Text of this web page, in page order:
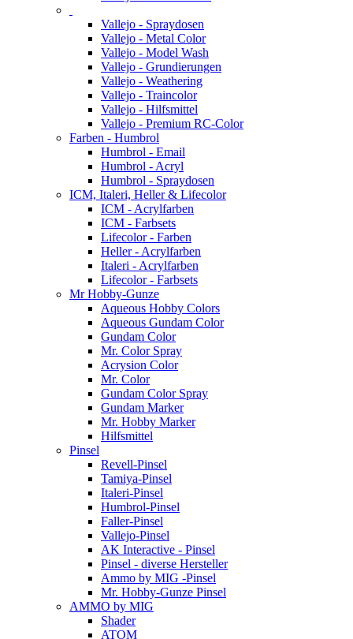
Vallejo - Spraydosen
Vallejo - Metal Color
Vallejo - Model Wash
Vallejo - Grundierungen
Vallejo - Weathering
Vallejo - Traincolor
Vallejo - Hilfsmittel
Vallejo - Premium RC-Color
Farben - Humbrol
Humbrol - Email
Humbrol - Acryl
Humbrol - Spraydosen
ICM, Italeri, Heller & Lifecolor
ICM - Acrylfarben
ICM - Farbsets
Lifecolor - Farben
Heller - Acrylfarben
Italeri - Acrylfarben
Lifecolor - Farbsets
Mr Hobby-Gunze
Aqueous Hobby Colors
Aqueous Gundam Color
Gundam Color
Mr. Color Spray
Acrysion Color
Mr. Color
Gundam Color Spray
Gundam Marker
Mr. Hobby Marker
Hilfsmittel
Pinsel
Revell-Pinsel
Tamiya-Pinsel
Italeri-Pinsel
Humbrol-Pinsel
Faller-Pinsel
Vallejo-Pinsel
AK Interactive - Pinsel
Pinsel - diverse Hersteller
Ammo by MIG -Pinsel
Mr. Hobby-Gunze Pinsel
AMMO by MIG
Shader
ATOM